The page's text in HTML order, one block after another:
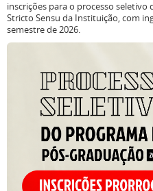
inscrições para o processo seletivo
Stricto Sensu da Instituição, com
semestre de 2026.